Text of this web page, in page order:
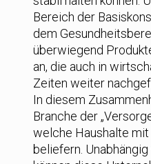
Bereich der
dem
überwiegend
an, die auch in
Zeiten weiter
In diesem
Branche der
welche Haushalte
beliefern.